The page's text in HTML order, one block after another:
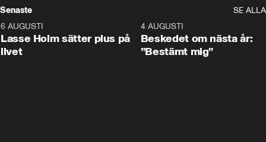
Senaste
SE ALLA
6 AUGUSTI
Lasse Holm sätter plus på
livet
4 AUGUSTI
Beskedet om nästa år:
”Bestämt mig”